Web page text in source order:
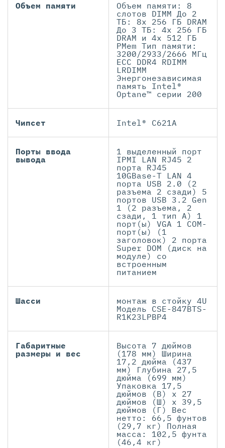
Объем памяти
Объем памяти: 8
слотов DIMM До 2
ТБ: 8x 256 ГБ DRAM
До 3 ТБ: 4x 256 ГБ
DRAM и 4x 512 ГБ
PMem Тип памяти:
3200/2933/2666 МГц
ECC DDR4 RDIMM
LRDIMM
Энергонезависимая
память Intel®
Optane™ серии 200
Чипсет Intel® C621A
Порты ввода
вывода
1 выделенный порт
IPMI LAN RJ45 2
порта RJ45
10GBase-T LAN 4
порта USB 2.0 (2
разъема 2 сзади) 5
портов USB 3.2 Gen
1 (2 разъема, 2
сзади, 1 тип A) 1
порт(ы) VGA 1 COM-
порт(ы) (1
заголовок) 2 порта
Super DOM (диск на
модуле) со
встроенным
питанием
Шасси
монтаж в стойку 4U
Модель CSE-847BTS-
R1K23LPBP4
Габаритные
размеры и вес
Высота 7 дюймов
(178 мм) Ширина
17,2 дюйма (437
мм) Глубина 27,5
дюйма (699 мм)
Упаковка 17,5
дюймов (В) x 27
дюймов (Ш) x 39,5
дюймов (Г) Вес
нетто: 66,5 фунтов
(29,7 кг) Полная
масса: 102,5 фунта
(46,4 кг)